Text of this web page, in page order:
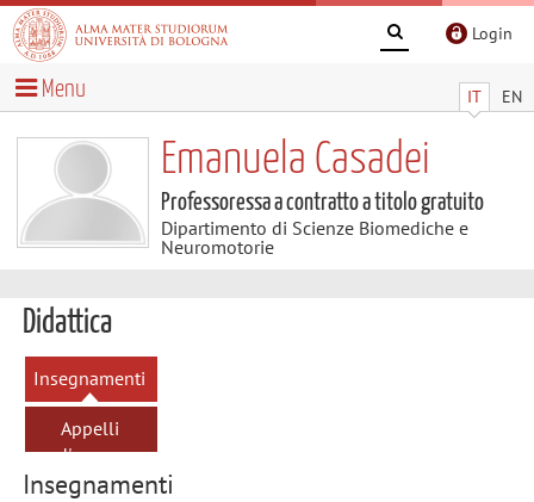
Login
IT EN
Menu
Emanuela Casadei
Professoressa a contratto a titolo gratuito
Dipartimento di Scienze Biomediche e
Neuromotorie
Didattica
Insegnamenti
Appelli
d'esame
Insegnamenti